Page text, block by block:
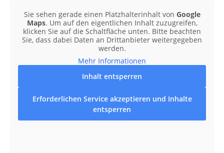
Sie sehen gerade einen Platzhalterinhalt von Google
Maps. Um auf den eigentlichen Inhalt zuzugreifen,
klicken Sie auf die Schaltfläche unten. Bitte beachten
Sie, dass dabei Daten an Drittanbieter weitergegeben
werden.
Mehr Informationen
Inhalt entsperren
Erforderlichen Service akzeptieren und Inhalte
entsperren